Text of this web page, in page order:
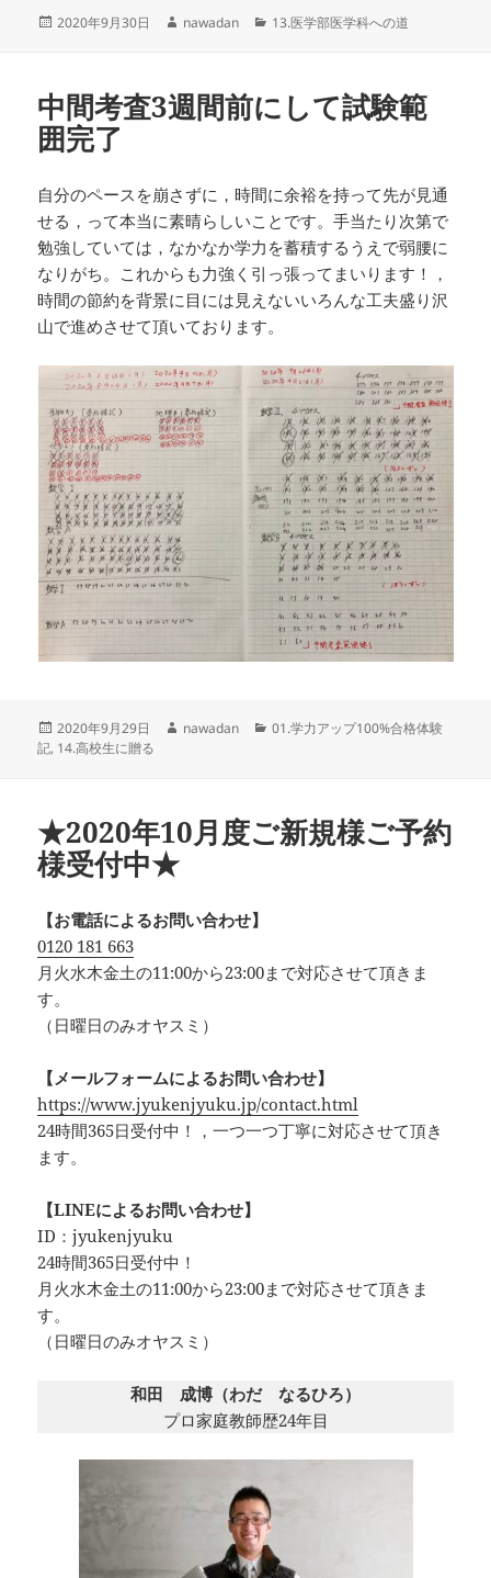
投
2020年9月30日
作
nawadan
カ
ー
13.医学部医学科への道
中間考査3週間前にして試験範
囲完了
自分のペースを崩さずに，時間に余裕を持って先が見通
せる，って本当に素晴らしいことです。手当たり次第で
勉強していては，なかなか学力を蓄積するうえで弱腰に
なりがち。これからも力強く引っ張ってまいります！，
時間の節約を背景に目には見えないいろんな工夫盛り沢
山で進めさせて頂いております。
投
稿
2020年9月29日
作
nawadan
カ
01.学力アップ100%合格体験
記, 14.高校生に贈る
★2020年10月度ご新規様ご予約
様受付中★
【お電話によるお問い合わせ】
0120 181 663
月火水木金土の11:00から23:00まで対応させて頂きま
す。
（日曜日のみオヤスミ）‪
【メールフォームによるお問い合わせ】
https://www.jyukenjyuku.jp/contact.html
24時間365日受付中！，一つ一つ丁寧に対応させて頂き
ます。
【LINEによるお問い合わせ】
ID：jyukenjyuku
24時間365日受付中！
月火水木金土の11:00から23:00まで対応させて頂きま
す。
（日曜日のみオヤスミ）‪
和田 成博（わだ なるひろ）
プロ家庭教師歴24年目